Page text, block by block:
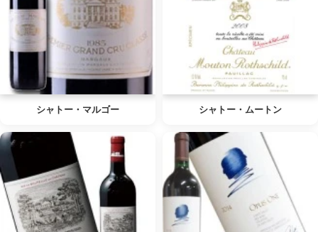
シャトー・マルゴー シャトー・ムートン